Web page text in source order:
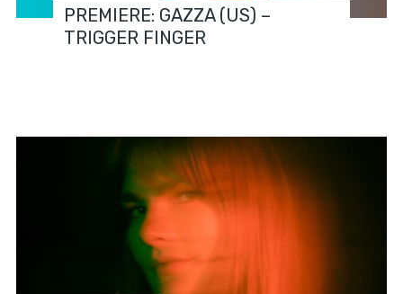
PREMIERE: GAZZA (US) –
TRIGGER FINGER